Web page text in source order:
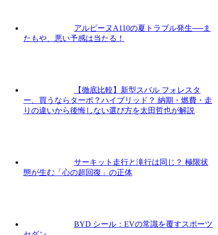
アルピーヌA110の夏トラブル発生──ま
たもや、悪い予感は当たる！
【徹底比較】新型スバル フォレスタ
ー、買うならターボ？ハイブリッド？ 納期・燃費・走
りの違いから後悔しない選び方を太田哲也が解説
サーキット走行と滝行は同じ？ 極限状
態が生む「心の超回復」の正体
BYD シール：EVの常識を覆すスポーツ